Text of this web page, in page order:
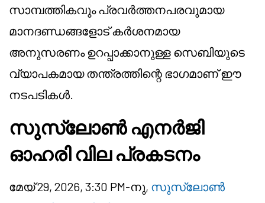
സാമ്പത്തികവും പ്രവർത്തനപരവുമായ
മാനദണ്ഡങ്ങളോട് കർശനമായ
അനുസരണം ഉറപ്പാക്കാനുള്ള സെബിയുടെ
വ്യാപകമായ തന്ത്രത്തിന്റെ ഭാഗമാണ് ഈ
നടപടികൾ.
സുസ്ലോൺ എനർജി
ഓഹരി വില പ്രകടനം
മേയ് 29, 2026, 3:30 PM-നു, സുസ്ലോൺ